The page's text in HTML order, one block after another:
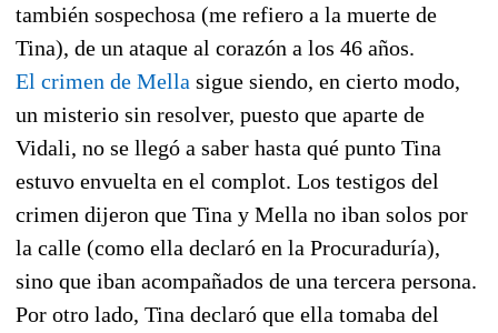
también sospechosa (me refiero a la muerte de
Tina), de un ataque al corazón a los 46 años.
El crimen de Mella sigue siendo, en cierto modo,
un misterio sin resolver, puesto que aparte de
Vidali, no se llegó a saber hasta qué punto Tina
estuvo envuelta en el complot. Los testigos del
crimen dijeron que Tina y Mella no iban solos por
la calle (como ella declaró en la Procuraduría),
sino que iban acompañados de una tercera persona.
Por otro lado, Tina declaró que ella tomaba del